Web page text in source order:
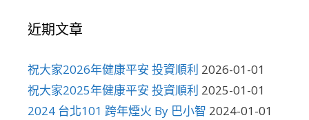
近期文章
祝大家2026年健康平安 投資順利 2026-01-01
祝大家2025年健康平安 投資順利 2025-01-01
2024 台北101 跨年煙火 By 巴小智 2024-01-01